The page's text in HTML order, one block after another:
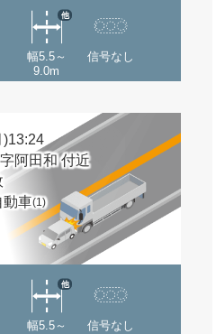
幅5.5～
9.0m
他
信号なし
)13:24
阿田和 付近
動車(1)
幅5.5～
他
信号なし